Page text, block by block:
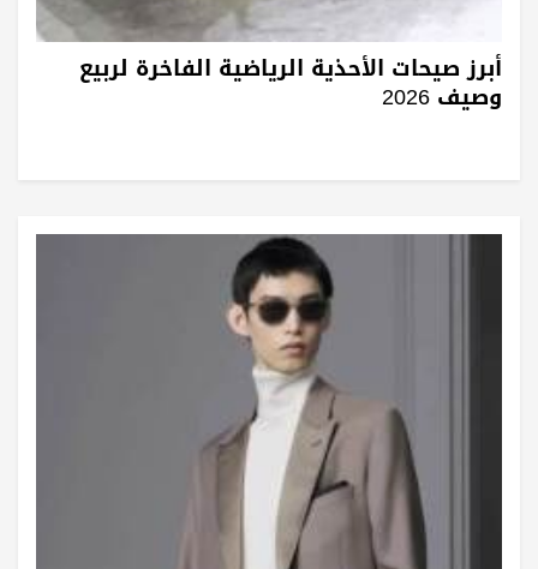
أبرز صيحات الأحذية الرياضية الفاخرة لربيع
وصيف 2026